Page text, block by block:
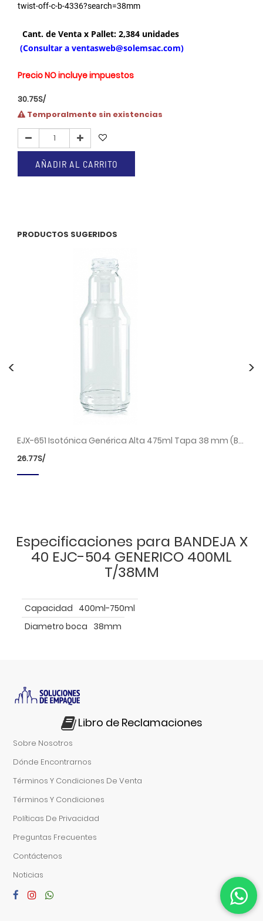
twist-off-c-b-4336?search=38mm
Cant. de Venta x Pallet: 2,384 unidades
(Consultar aventasweb@solemsac.com)
Precio NO incluye impuestos
S/
30.75
Temporalmente sin existencias
AÑADIR AL CARRITO
PRODUCTOS SUGERIDOS
EJX-651 Isotónica Genérica Alta 475ml Tapa 38 mm (Bandeja x 36 unds.)
S/
26.77
< >
Especificaciones para BANDEJA X
40 EJC-504 GENERICO 400ML
T/38MM
Capacidad 400ml-750ml
Diametro boca 38mm
Libro de Reclamaciones
Sobre Nosotros
Dónde Encontrarnos
Términos Y Condiciones De Venta
Términos Y Condiciones
Políticas De Privacidad
Preguntas Frecuentes
Contáctenos
Noticias